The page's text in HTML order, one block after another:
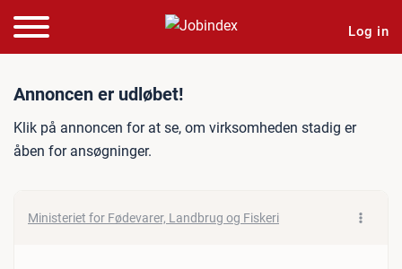
Log in
Jobannonce:
Annoncen er udløbet!
Klik på annoncen for at se, om virksomheden stadig er
åben for ansøgninger.
Ministeriet for Fødevarer, Landbrug og Fiskeri